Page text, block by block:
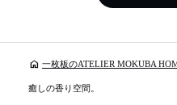
home 一枚板のATELIER MOKUBA
癒しの香り空間。